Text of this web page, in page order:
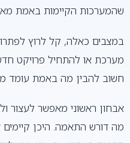
שהמערכות הקיימות באמת
במצבים כאלה, קל לרוץ
מערכת או להתחיל פרויקט
חשוב להבין מה באמת עומד
אבחון ראשוני מאפשר לעצור
מה דורש התאמה. היכן קיימים